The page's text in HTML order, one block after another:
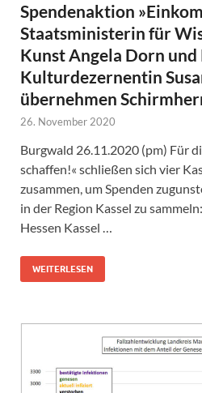
Spendenaktion
Staatsministerin für
Kunst Angela Dorn und
Kulturdezernentin
übernehmen
26. November 2020
Burgwald 26.11.2020 (pm) Für
schaffen!« schließen sich vier
zusammen, um Spenden
in der Region Kassel zu
Hessen Kassel …
WEITERLESEN